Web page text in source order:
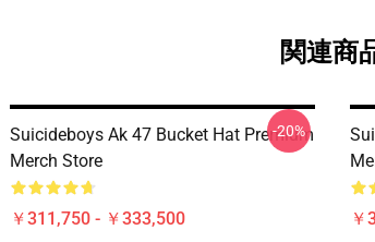
関連商
Suicideboys Ak 47 Bucket Hat Premium
Merch Store
￥311,750 - ￥333,500
-20%
￥